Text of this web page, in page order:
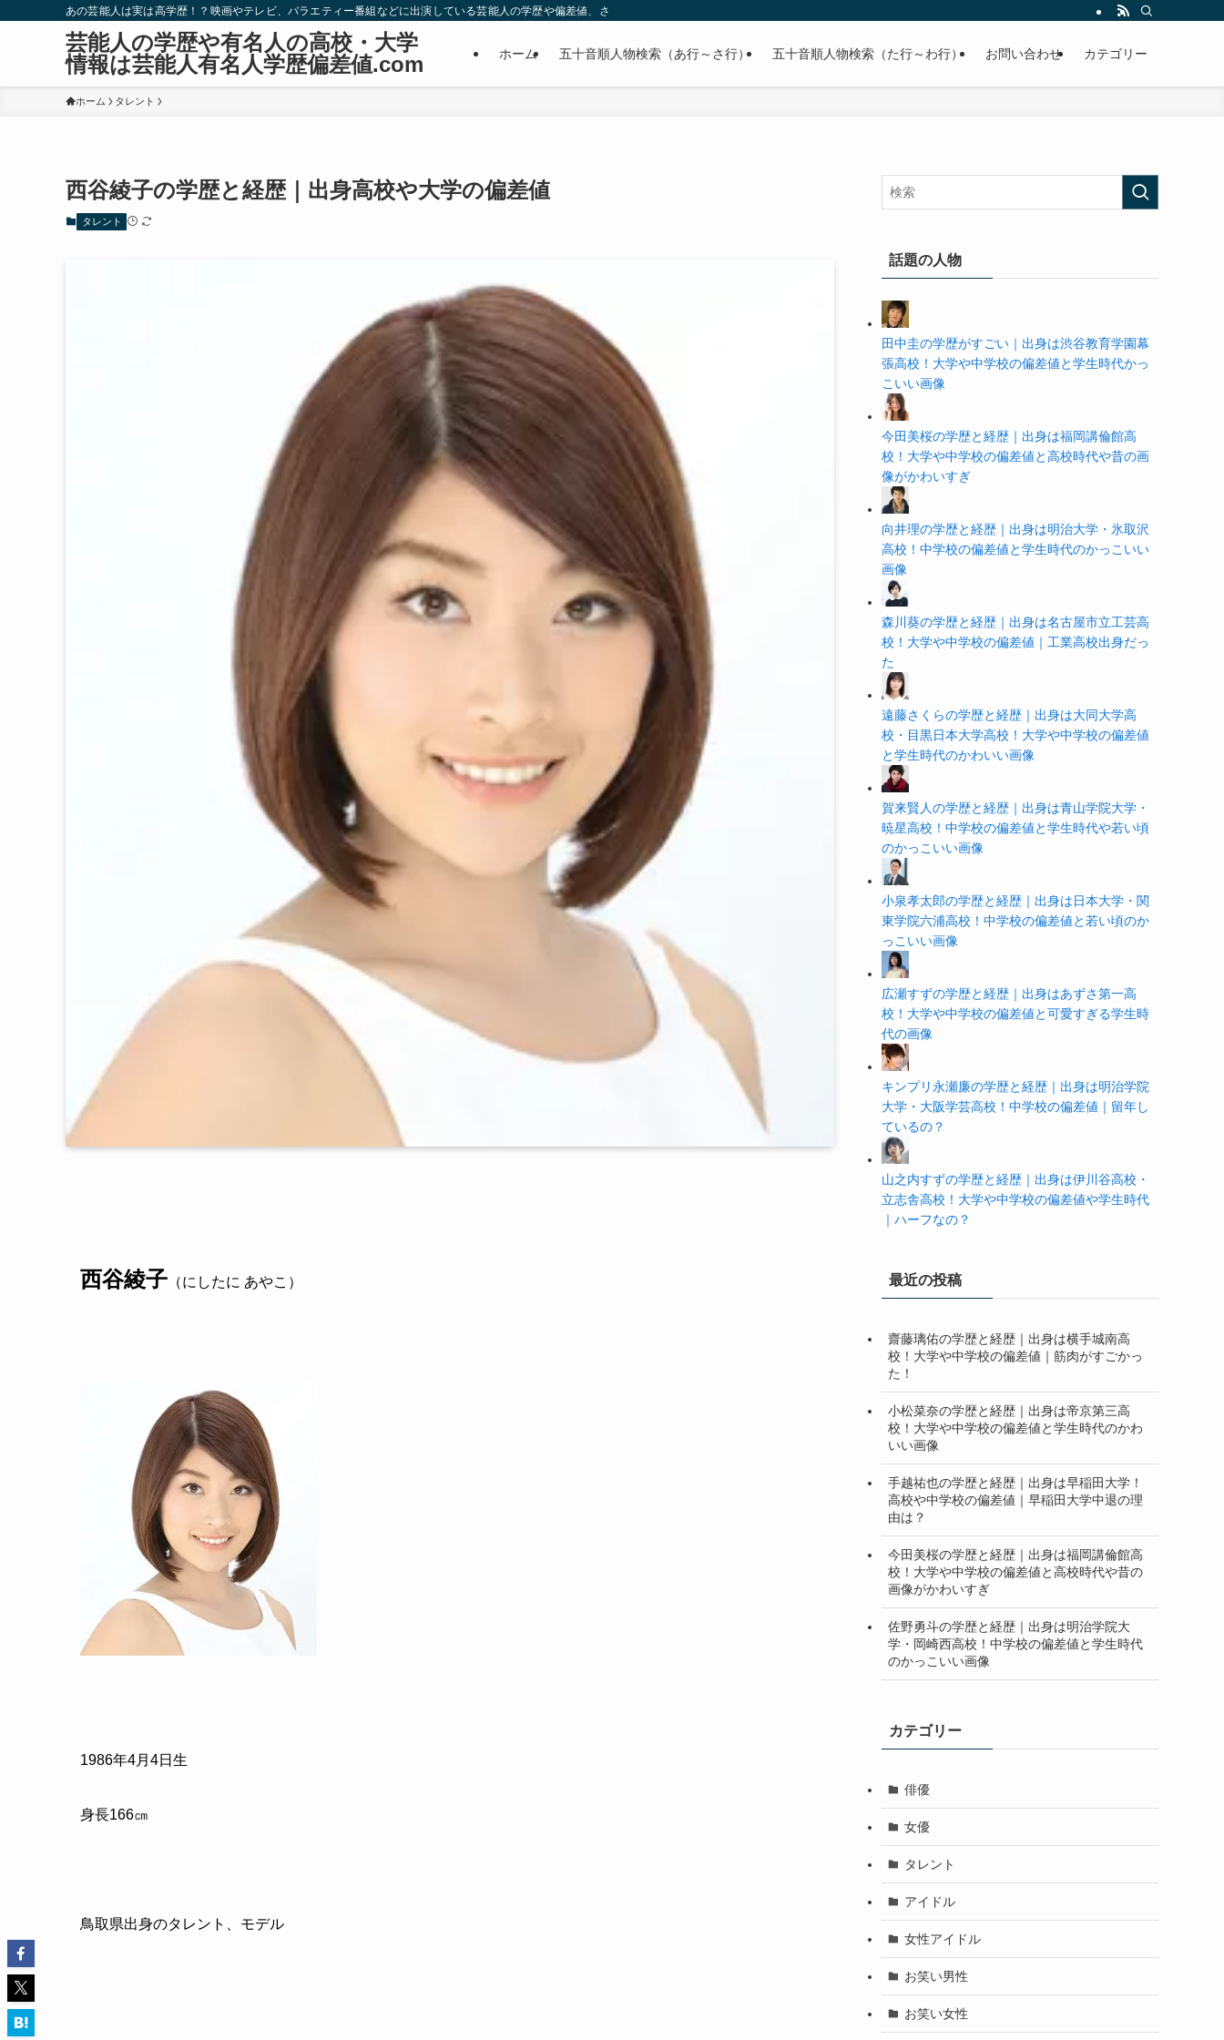
あの芸能人は実は高学歴！？映画やテレビ、バラエティー番組などに出演している芸能人の学歴や偏差値、さらに政治家やスポーツ選手などの有名人の学歴や高校・大学の偏差値まで紹介していきます。
芸能人の学歴や有名人の高校・大学
情報は芸能人有名人学歴偏差値.com
ホーム 五十音順人物検索（あ行～さ行） 五十音順人物検索（た行～わ行） お問い合わせ カテゴリー
ホーム タレント
西谷綾子の学歴と経歴｜出身高校や大学の偏差値
タレント
西谷綾子 （にしたに あやこ）
1986年4月 4日生
身長166㎝
鳥取県出身のタレント、モデル
話題の人物
田中圭の学歴がすごい｜出身は渋谷教育学園幕
張高校！大学や中学校の偏差値と学生時代かっ
こいい画像
今田美桜の学歴と経歴｜出身は福岡講倫館高
校！大学や中学校の偏差値と高校時代や昔の画
像がかわいすぎ
向井理の学歴と経歴｜出身は明治大学・氷取沢
高校！中学校の偏差値と学生時代のかっこいい
画像
森川葵の学歴と経歴｜出身は名古屋市立工芸高
校！大学や中学校の偏差値｜工業高校出身だっ
た
遠藤さくらの学歴と経歴｜出身は大同大学高
校・目黒日本大学高校！大学や中学校の偏差値
と学生時代のかわいい画像
賀来賢人の学歴と経歴｜出身は青山学院大学・
暁星高校！中学校の偏差値と学生時代や若い頃
のかっこいい画像
小泉孝太郎の学歴と経歴｜出身は日本大学・関
東学院六浦高校！中学校の偏差値と若い頃のか
っこいい画像
広瀬すずの学歴と経歴｜出身はあずさ第一高
校！大学や中学校の偏差値と可愛すぎる学生時
代の画像
キンプリ永瀬廉の学歴と経歴｜出身は明治学院
大学・大阪学芸高校！中学校の偏差値｜留年し
ているの？
山之内すずの学歴と経歴｜出身は伊川谷高校・
立志舎高校！大学や中学校の偏差値や学生時代
｜ハーフなの？
最近の投稿
齋藤璃佑の学歴と経歴｜出身は横手城南高
校！大学や中学校の偏差値｜筋肉がすごかっ
た！
小松菜奈の学歴と経歴｜出身は帝京第三高
校！大学や中学校の偏差値と学生時代のかわ
いい画像
手越祐也の学歴と経歴｜出身は早稲田大学！
高校や中学校の偏差値｜早稲田大学中退の理
由は？
今田美桜の学歴と経歴｜出身は福岡講倫館高
校！大学や中学校の偏差値と高校時代や昔の
画像がかわいすぎ
佐野勇斗の学歴と経歴｜出身は明治学院大
学・岡崎西高校！中学校の偏差値と学生時代
のかっこいい画像
カテゴリー
俳優
女優
タレント
アイドル
女性アイドル
お笑い男性
お笑い女性